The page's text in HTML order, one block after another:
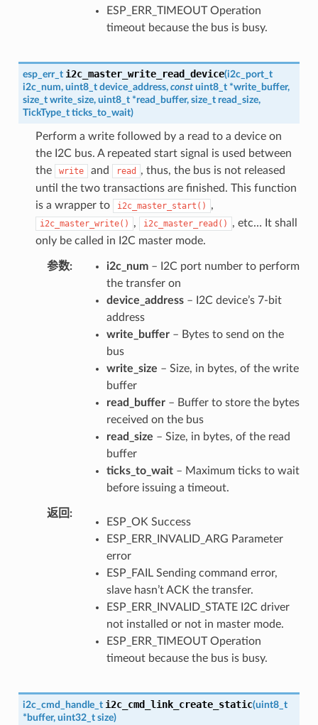
ESP_ERR_TIMEOUT Operation
timeout because the bus is busy.
esp_err_t i2c_master_write_read_device(i2c_port_t
i2c_num, uint8_t device_address, const uint8_t *write_buffer,
size_t write_size, uint8_t *read_buffer, size_t read_size,
TickType_t ticks_to_wait)
Perform a write followed by a read to a device on
the I2C bus. A repeated start signal is used between
the
write and read
, thus, the bus is not released
until the two transactions are finished. This function
is a wrapper to
i2c_master_start() ,
i2c_master_write() , i2c_master_read()
, etc… It shall
only be called in I2C master mode.
参数 i2c_num– I2C port number to perform
the transfer on
device_address– I2C device’s 7-bit
address
write_buffer– Bytes to send on the
bus
write_size – Size, in bytes, of the write
buffer
read_buffer– Buffer to store the bytes
received on the bus
read_size – Size, in bytes, of the read
buffer
ticks_to_wait– Maximum ticks to wait
before issuing a timeout.
返回
ESP_OK Success
ESP_ERR_INVALID_ARG Parameter
error
ESP_FAIL Sending command error,
slave hasn’t ACK the transfer.
ESP_ERR_INVALID_STATE I2C driver
not installed or not in master mode.
ESP_ERR_TIMEOUT Operation
timeout because the bus is busy.
i2c_cmd_handle_t i2c_cmd_link_create_static(uint8_t
* buffer, uint32_t size)